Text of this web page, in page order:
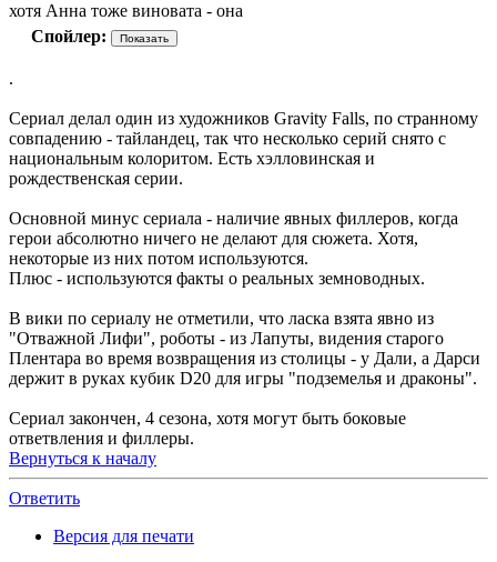
хотя Анна тоже виновата - она
Спойлер:
.
Сериал делал один из художников Gravity Falls, по странному
совпадению - тайландец, так что несколько серий снято с
национальным колоритом. Есть хэлловинская и
рождественская серии.
Основной минус сериала - наличие явных филлеров, когда
герои абсолютно ничего не делают для сюжета. Хотя,
некоторые из них потом используются.
Плюс - используются факты о реальных земноводных.
В вики по сериалу не отметили, что ласка взята явно из
"Отважной Лифи", роботы - из Лапуты, видения старого
Плентара во время возвращения из столицы - у Дали, а Дарси
держит в руках кубик D20 для игры "подземелья и драконы".
Сериал закончен, 4 сезона, хотя могут быть боковые
ответвления и филлеры.
Вернуться к началу
Ответить
Версия для печати